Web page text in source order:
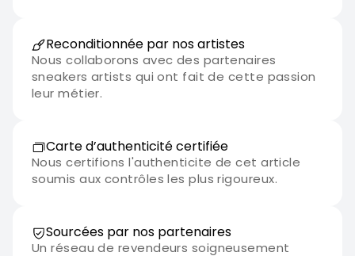
Reconditionnée par nos artistes
Nous collaborons avec des partenaires
sneakers artists qui ont fait de cette passion
leur métier.
Carte d’authenticité certifiée
Nous certifions l'authenticite de cet article
soumis aux contrôles les plus rigoureux.
Sourcées par nos partenaires
Un réseau de revendeurs soigneusement